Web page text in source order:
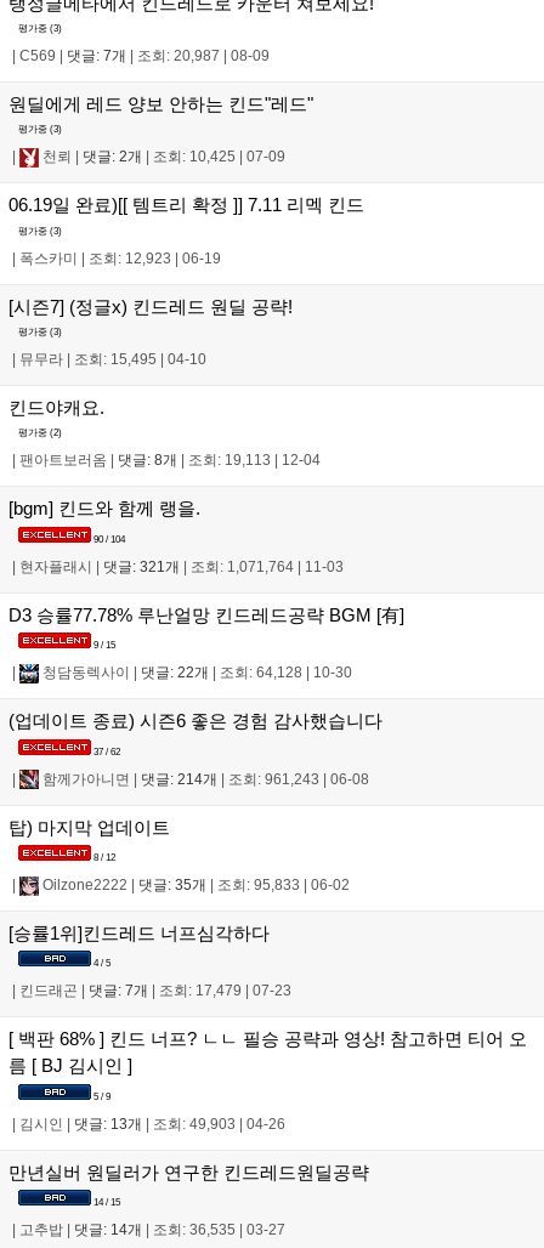
평가중 (3)
C569 댓글: 7개 조회: 20,987 08-09
원딜에게 레드 양보 안하는 킨드"레드"
평가중 (3)
천뢰 댓글: 2개 조회: 10,425 07-09
06.19일 완료)[[ 템트리 확정 ]] 7.11 리멕 킨드
평가중 (3)
| 폭스카미 | 조회: 12,923 | 06-19
[시즌7] (정글x) 킨드레드 원딜 공략!
평가중 (3)
뮤무라 조회: 15,495 04-10
킨드야캐요.
평가중 (2)
팬아트보러옴 댓글: 8개 조회: 19,113 12-04
[bgm] 킨드와 함께 랭을.
90 / 104
| 현자플래시 | 댓글: 321개 | 조회: 1,071,764 | 11-03
D3 승률77.78% 루난얼망 킨드레드공략 BGM [有]
9 / 15
청담동렉사이 댓글: 22개 조회: 64,128 10-30
(업데이트 종료) 시즌6 좋은 경험 감사했습니다
37 / 62
| 함께가아니면 | 댓글: 214개 | 조회: 961,243 | 06-08
탑) 마지막 업데이트
8 / 12
Oilzone2222 댓글: 35개 조회: 95,833 06-02
[승률1위]킨드레드 너프심각하다
4 / 5
킨드래곤 댓글: 7개 조회: 17,479 07-23
[ 백판 68% ] 킨드 너프? ㄴㄴ 필승 공략과 영상! 참고하면 티어 오
름 [ BJ 김시인 ]
5 / 9
| 김시인 | 댓글: 13개 | 조회: 49,903 | 04-26
만년실버 원딜러가 연구한 킨드레드원딜공략
14 / 15
고추밥 댓글: 14개 조회: 36,535 03-27